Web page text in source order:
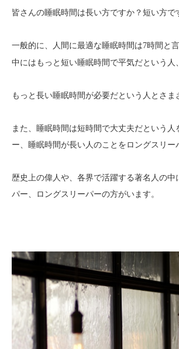
皆さんの睡眠時間は長い方ですか？短い方で
一般的に、人間に最適な睡眠時間は7時間 と
中にはもっと短い睡眠時間で平気だという人、
もっと長い睡眠時間が必要だという人とさま
また、睡眠時間は短時間で大丈夫だという
ー、 睡眠時間が長い人のことをロングスリー
歴史上の偉人や、各界で活躍する著名人の中
パー、ロングスリーパーの方がいます。